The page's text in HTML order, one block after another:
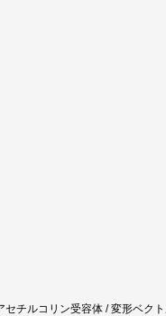
チルコリン受容体 / 変形ベク